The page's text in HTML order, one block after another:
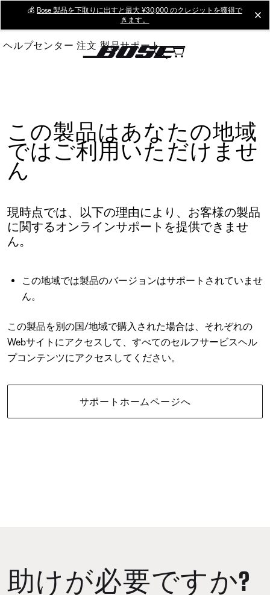
Main
💰 Bose 製品を下取りに出すと最大 ¥30,000 のクレジットを獲得で
きます。
ヘルプセンター 注文 製品サポート
この製品はあなたの地域
ではご利用いただけませ
ん
現時点では、以下の理由により、お客様の製品
に関するオンラインサポートを提供できませ
ん。
この地域では製品のバージョンはサポートされていませ
ん。
この製品を別の国/地域で購入された場合は、それぞれの
Webサイトにアクセスして、すべてのセルフサービスヘル
プコンテンツにアクセスしてください。
サポートホームページへ
助けが必要ですか?